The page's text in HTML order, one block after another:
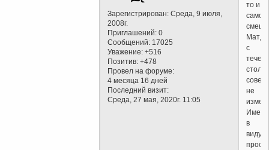
Зарегистрирован: Среда, 9 июля,
2008г.
Приглашений: 0
Сообщений: 17025
Уважение: +516
Позитив: +478
Провел на форуме:
4 месяца 16 дней
Последний визит:
Среда, 27 мая, 2020г. 11:05
то и
самое
Мат,
с
не
в
виду